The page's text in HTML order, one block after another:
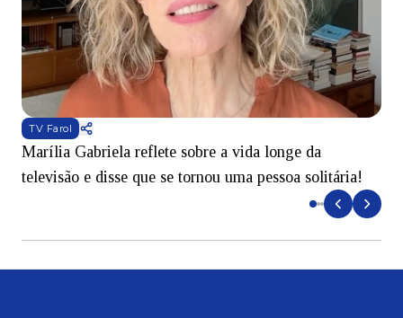
TV Farol
Marília Gabriela reflete sobre a vida longe da
televisão e disse que se tornou uma pessoa solitária!